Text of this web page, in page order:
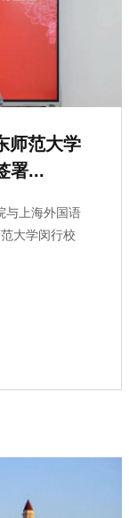
师范大学
署...
与上海外国语
大学闵行校